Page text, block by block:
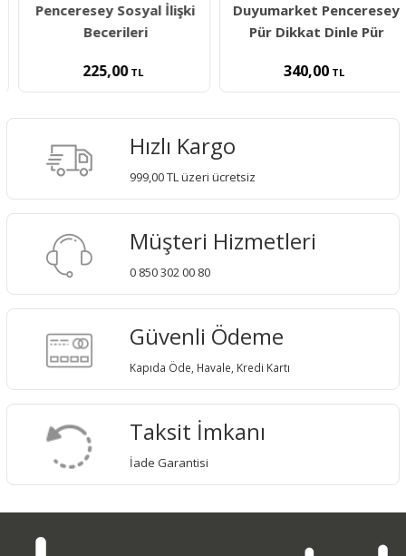
Penceresey Sosyal İlişki
Becerileri
225,00TL
Duyumarket Penceresey
Pür Dikkat Dinle Pür
340,00TL
Hızlı Kargo
999,00 TL üzeri ücretsiz
Müşteri Hizmetleri
0 850 302 00 80
Güvenli Ödeme
Kapıda Öde, Havale, Kredi Kartı
Taksit İmkanı
İade Garantisi